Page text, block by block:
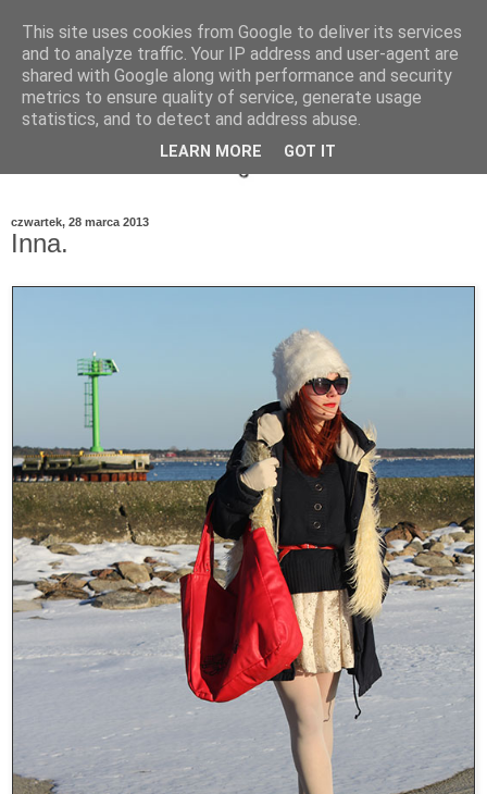
czwartek, 28 marca 2013
Inna.
This site uses cookies from Google to deliver its services
and to analyze traffic. Your IP address and user-agent are
shared with Google along with performance and security
metrics to ensure quality of service, generate usage
statistics, and to detect and address abuse.
LEARN MORE GOT IT